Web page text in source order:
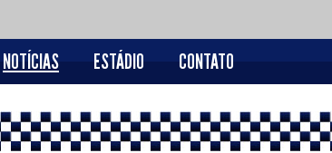
NOTÍCIAS ESTÁDIO CONTATO